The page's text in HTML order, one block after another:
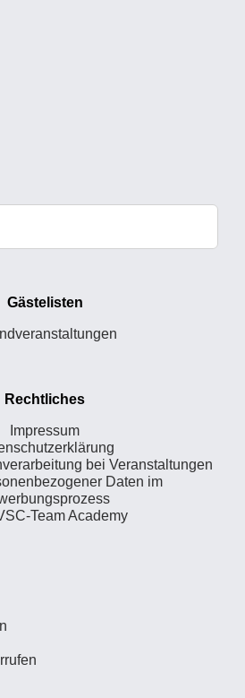
Gästelisten
Rechtliches
Impressum
bei Veranstaltungen
Daten im
Team Academy